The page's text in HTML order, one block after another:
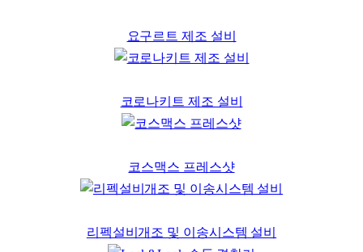
요구르트 제조 설비
코로나키트 제조 설비
코스맥스 프레스샷
리펙설비개조 및 이송시스템 설비